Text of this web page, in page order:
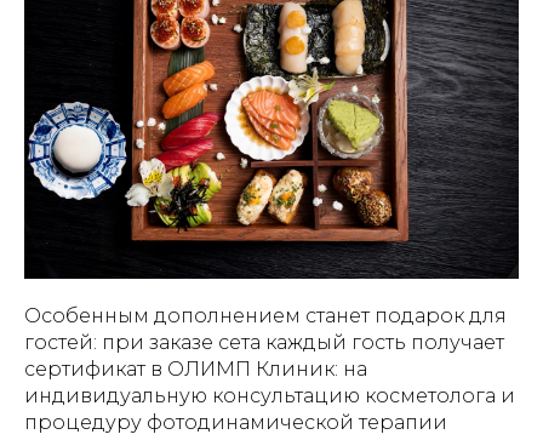
Особенным дополнением станет подарок для
гостей: при заказе сета каждый гость получает
сертификат в ОЛИМП Клиник: на
индивидуальную консультацию косметолога и
процедуру фотодинамической терапии